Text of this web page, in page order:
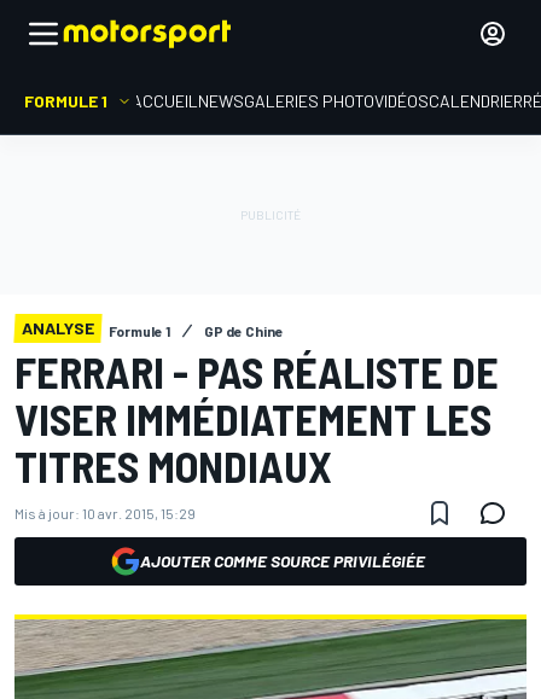
FORMULE 1 ACCUEIL NEWSGALERIES PHOTOVIDÉOSCALENDRIER
ANALYSE Formule 1 GP de Chine
FERRARI - PAS RÉALISTE DE
VISER IMMÉDIATEMENT LES
TITRES MONDIAUX
Mis à jour: 10 avr. 2015, 15:29
AJOUTER COMME SOURCE PRIVILÉGIÉE